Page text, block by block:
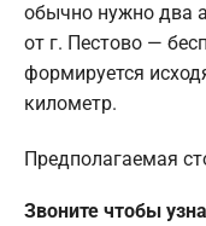
обычно нужно два
от г. Пестово —
формируется
километр.
Предполагаемая
Звоните чтобы